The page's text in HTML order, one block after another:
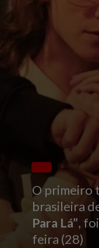
O primeiro
brasileira
Para Lá”,
feira (28)